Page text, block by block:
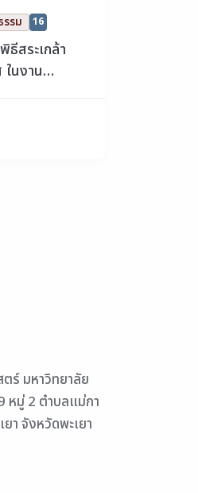
รม 16
ธีสระเกล้า
นงาน
ร์ มหาวิทยาลัย
หมู่ 2 ตำบลแม่กา
ยา จังหวัดพะเยา